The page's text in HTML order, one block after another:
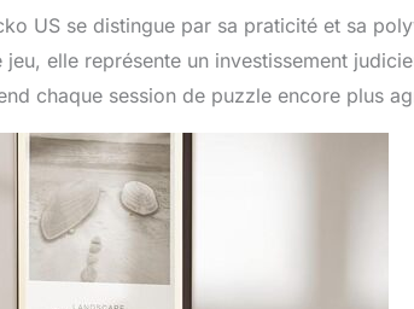
US se distingue par sa praticité et sa
elle représente un investissement
chaque session de puzzle encore plus